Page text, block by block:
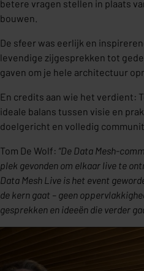
betere vragen stellen in plaats
bouwen.
De sfeer was eerlijk en
levendige zijgesprekken tot
gaven om je hele architectuur
En credits aan wie het verdient:
ideale balans tussen visie en
doelgericht en volledig
Tom De Wolf: “De Data Mesh-
plek gevonden om elkaar live te
Data Mesh Live is het event
de kern gaat – geen
gesprekken en ideeën die verder